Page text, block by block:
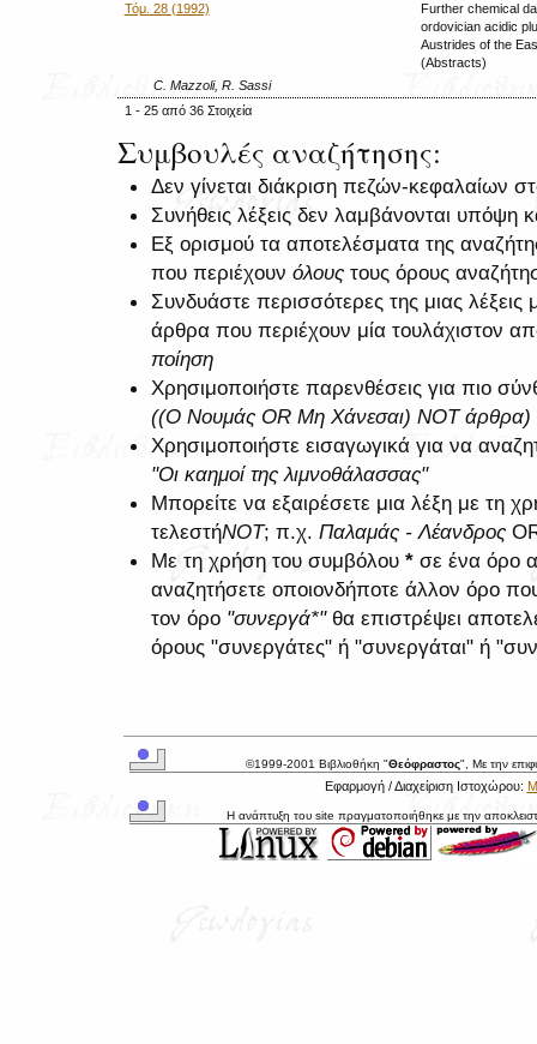
Τόμ. 28 (1992)
Further chemical
ordovician acidic
Austrides of the
(Abstracts)
C. Mazzoli, R. Sassi
1 - 25 από 36 Στοιχεία
Συμβουλές αναζήτησης:
Δεν γίνεται διάκριση πεζών-κεφαλαίων
Συνήθεις λέξεις δεν λαμβάνονται υπόψη
Εξ ορισμού τα αποτελέσματα της
που περιέχουν όλους τους όρους
Συνδυάστε περισσότερες της μιας λέξεις
άρθρα που περιέχουν μία τουλάχιστον
ποίηση
Χρησιμοποιήστε παρενθέσεις για πιο
((Ο Νουμάς OR Μη Χάνεσαι) NOT άρθρα)
Χρησιμοποιήστε εισαγωγικά για να
"Οι καημοί της λιμνοθάλασσας"
Μπορείτε να εξαιρέσετε μια λέξη με τη
τελεστήNOT; π.χ. Παλαμάς - Λέανδρος
Με τη χρήση του συμβόλου * σε ένα όρο
αναζητήσετε οποιονδήποτε άλλον όρο
τον όρο "συνεργά*"θα επιστρέψει
όρους "συνεργάτες" ή "συνεργάται" ή
©1999-2001 Βιβλιοθήκη "Θεόφραστος", Με την
Εφαρμογή / Διαχείριση Ιστοχώρου:
Η ανάπτυξη του site πραγματοποιήθηκε με την